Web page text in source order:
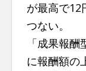
が最高で12
つない。
「成果報
に報酬額の